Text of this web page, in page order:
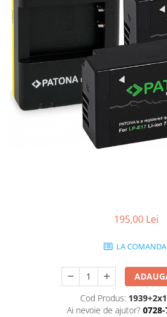
Smartwatch
195,00 Lei
LA COMANDA
Cod Produs:
Ai nevoie de ajutor?